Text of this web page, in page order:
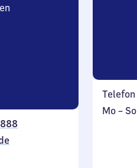
Telefon
Montag
Mo – So,